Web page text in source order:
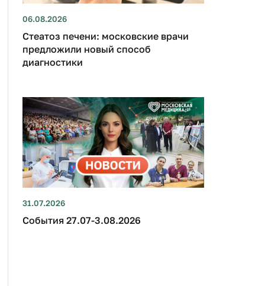
06.08.2026
Стеатоз печени: московские врачи
предложили новый способ
диагностики
31.07.2026
События 27.07-3.08.2026